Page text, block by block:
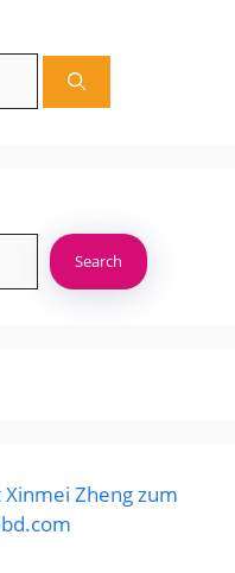
Search
Xinmei Zheng zum